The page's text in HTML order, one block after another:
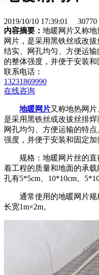
2019/10/10 17:39:01
30770
内容摘要： 地暖网片又称
网片，是采用黑铁丝或改
结实、网孔均匀、方便运
的整体强度，并便于安装
联系电话：
13231869990
在线咨询
地暖网片又称地热网
是采用黑铁丝或改拔丝排焊
网孔均匀、方便运输的特
强度，并便于安装和固定加
规格：地暖网片丝的直
着工程的质量和地面的承
孔有5*5cm、10*10cm、
通常使用的地暖网片规
长宽1m×2m。